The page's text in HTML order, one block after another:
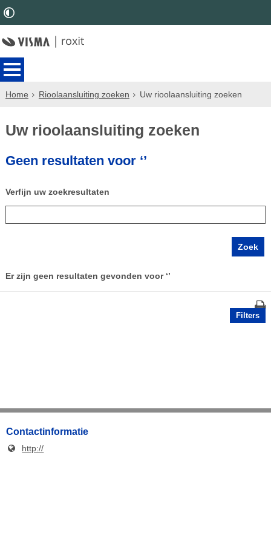
Home Rioolaansluiting zoeken Uw rioolaansluiting zoeken
Uw rioolaansluiting zoeken
Geen resultaten voor ‘’
Verfijn uw zoekresultaten
Er zijn geen resultaten gevonden voor ‘’
Filters
Contactinformatie
http://